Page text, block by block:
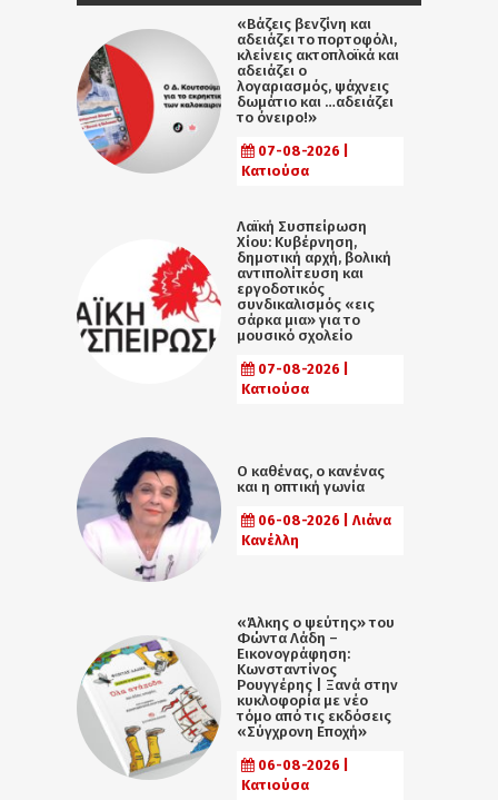
«Βάζεις βενζίνη και
αδειάζει το πορτοφόλι,
κλείνεις ακτοπλοϊκά και
αδειάζει ο
λογαριασμός, ψάχνεις
δωμάτιο και …αδειάζει
το όνειρο!»
07-08-2026 |
Κατιούσα
Λαϊκή Συσπείρωση
Χίου: Κυβέρνηση,
δημοτική αρχή, βολική
αντιπολίτευση και
εργοδοτικός
συνδικαλισμός «εις
σάρκα μια» για το
μουσικό σχολείο
07-08-2026 |
Κατιούσα
Ο καθένας, ο κανένας
και η οπτική γωνία
06-08-2026 | Λιάνα
Κανέλλη
«Άλκης ο ψεύτης» του
Φώντα Λάδη –
Εικονογράφηση:
Κωνσταντίνος
Ρουγγέρης | Ξανά στην
κυκλοφορία με νέο
τόμο από τις εκδόσεις
«Σύγχρονη Εποχή»
06-08-2026 |
Κατιούσα